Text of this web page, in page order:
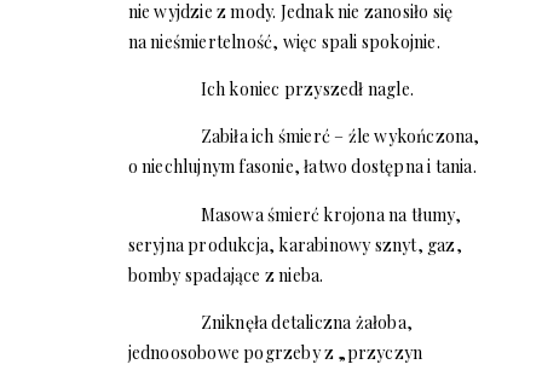
nie wyjdzie z mody. Jednak nie zanosiło się
na nieśmiertelność, więc spali spokojnie.
Ich koniec przyszedł nagle.
Zabiła ich śmierć – źle wykończona,
o niechlujnym fasonie, łatwo dostępna i tania.
Masowa śmierć krojona na tłumy,
seryjna produkcja, karabinowy sznyt, gaz,
bomby spadające z nieba.
Zniknęła detaliczna żałoba,
jednoosobowe pogrzeby z „przyczyn